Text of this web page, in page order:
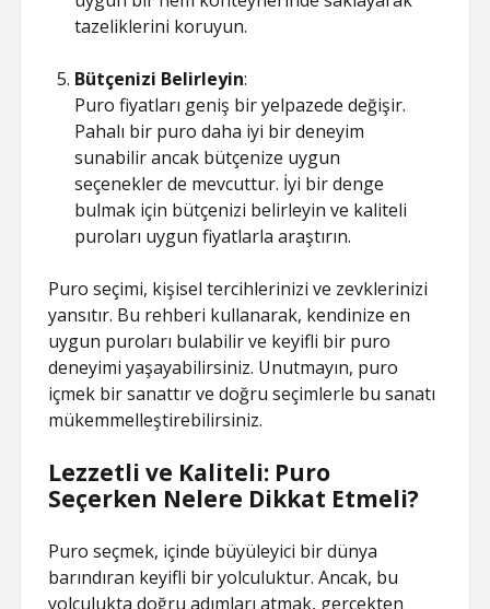
tazeliklerini koruyun.
Bütçenizi Belirleyin:
Puro fiyatları geniş bir yelpazede değişir.
Pahalı bir puro daha iyi bir deneyim
sunabilir ancak bütçenize uygun
seçenekler de mevcuttur. İyi bir denge
bulmak için bütçenizi belirleyin ve kaliteli
puroları uygun fiyatlarla araştırın.
Puro seçimi, kişisel tercihlerinizi ve zevklerinizi
yansıtır. Bu rehberi kullanarak, kendinize en
uygun puroları bulabilir ve keyifli bir puro
deneyimi yaşayabilirsiniz. Unutmayın, puro
içmek bir sanattır ve doğru seçimlerle bu sanatı
mükemmelleştirebilirsiniz.
Lezzetli ve Kaliteli: Puro
Seçerken Nelere Dikkat Etmeli?
Puro seçmek, içinde büyüleyici bir dünya
barındıran keyifli bir yolculuktur. Ancak, bu
yolculukta doğru adımları atmak, gerçekten